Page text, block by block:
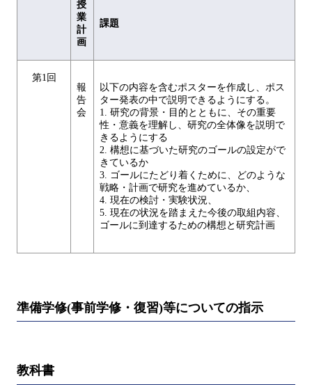
授
業
計
画
課題
第1回
報
告
会
以下の内容を含むポスターを作成し、ポス
ター発表の中で説明できるようにする。
1. 研究の背景・目的とともに、その重要
性・意義を理解し、研究の全体像を説明で
きるようにする
2. 構想に基づいた研究のゴールの設定がで
きているか
3. ゴールにたどり着くために、どのような
戦略・計画で研究を進めているか、
4. 現在の検討・実験状況、
5. 現在の状況を踏まえた今後の取組内容、
ゴールに到達するための構想と研究計画
準備学修(事前学修・復習)等についての指示
教科書